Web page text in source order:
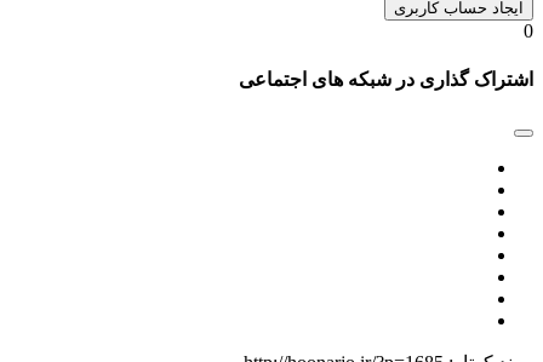
ایجاد حساب کاربری
0
اشتراک گذاری در شبکه های اجتماعی